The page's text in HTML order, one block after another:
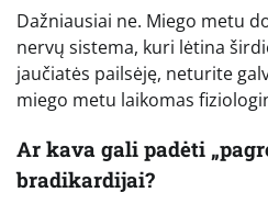
Dažniausiai ne. Miego metu
nervų sistema, kuri lėtina
jaučiatės pailsėję, neturite
miego metu laikomas
Ar kava gali padėti
bradikardijai?